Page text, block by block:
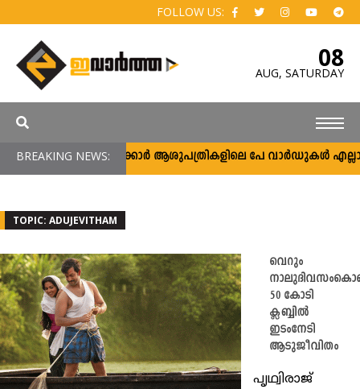
FOLLOW US:
08
AUG, SATURDAY
BREAKING NEWS:സർക്കാർ ആശുപത്രികളിലെ പേ വാർഡുകൾ
TOPIC: ADUJEVITHAM
വെറും
50 കോടി
ക്ലബ്ബില്‍
ഇടംനേടി
ആടുജീവിതം
പൃഥ്വിരാജ്